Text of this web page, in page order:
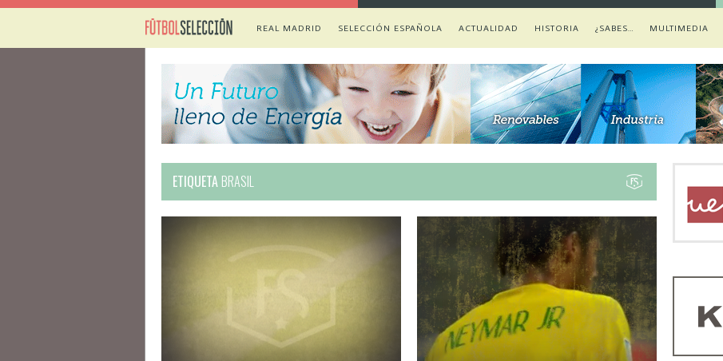
REAL MADRID SELECCIÓN ESPAÑOLA ACTUALIDAD HISTORIA ¿SABES… MULTIMEDIA
ETIQUETA BRASIL